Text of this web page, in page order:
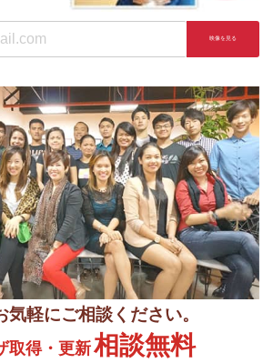
気軽にご相談ください。
取得・更新相談無料